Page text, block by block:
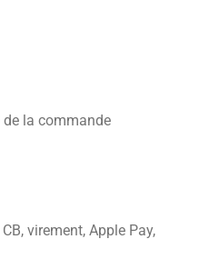
la commande
virement, Apple Pay,